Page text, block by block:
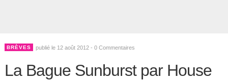
BRÈVES publié le 12 août 2012 - 0 Commentaires
La Bague Sunburst par House